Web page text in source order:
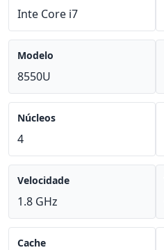
Inte Core i7
Modelo
8550U
Núcleos
4
Velocidade
1.8 GHz
Cache